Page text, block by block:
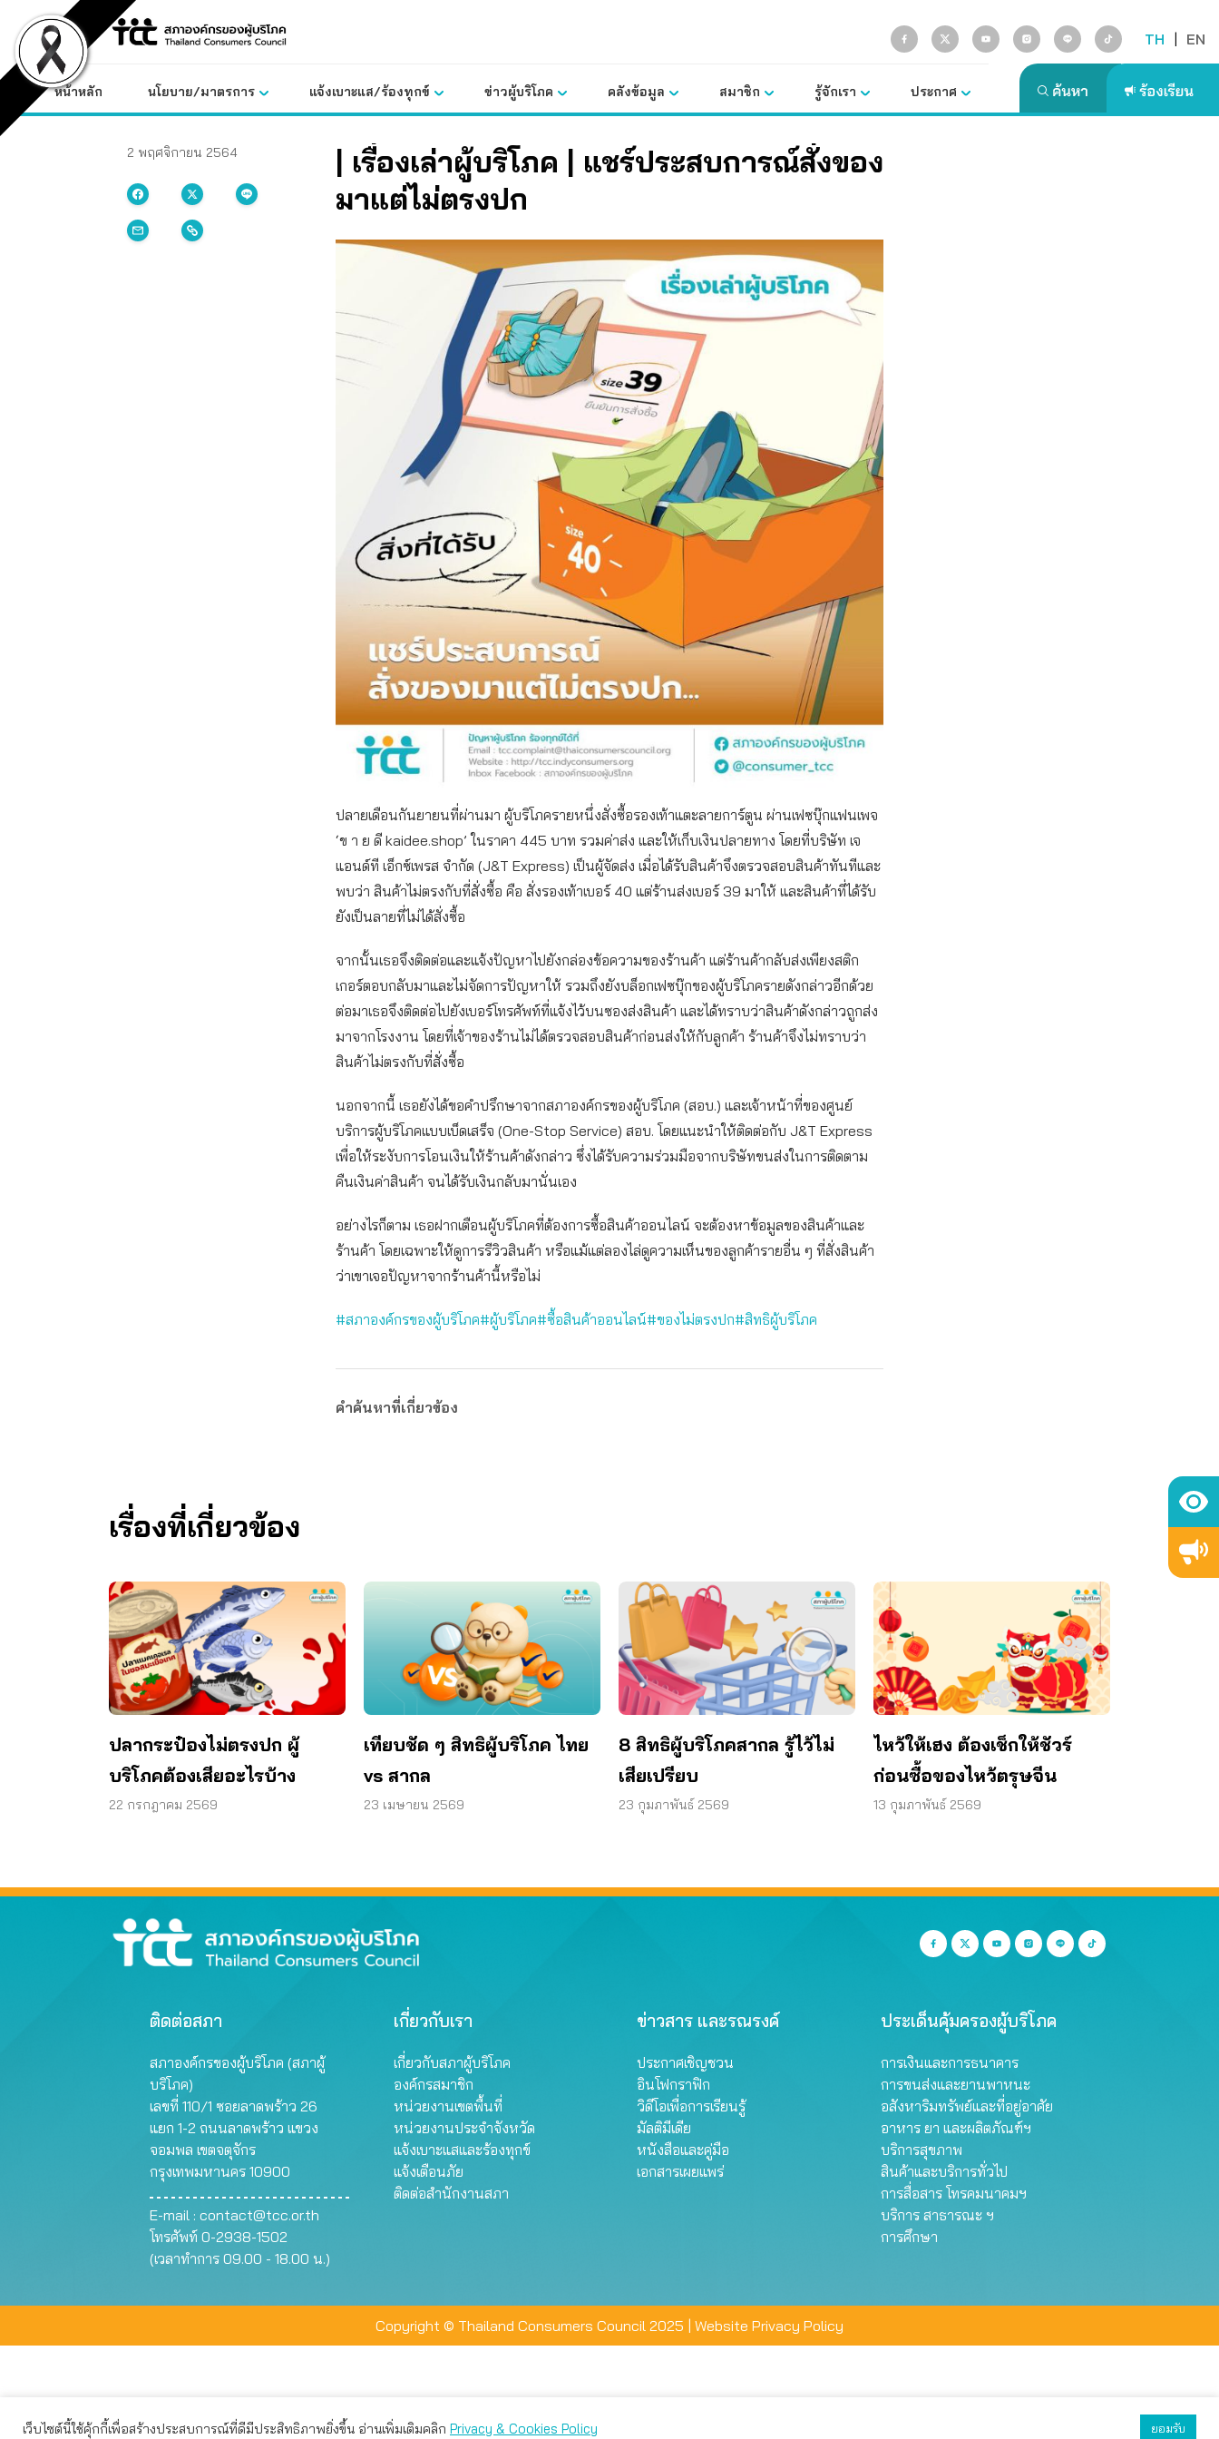
content
TH | EN
หน้าหลัก นโยบาย/มาตรการ แจ้งเบาะแส/ร้องทุกข์ ข่าวผู้บริโภค คลังข้อมูล สมาชิก รู้จักเรา ประกาศ
2 พฤศจิกายน 2564
| เรื่องเล่าผู้บริโภค | แชร์ประสบการณ์สั่งของ
มาแต่ไม่ตรงปก
ปลายเดือนกันยายนที่ผ่านมา ผู้บริโภครายหนึ่งสั่งซื้อรองเท้าแตะลายการ์ตูน ผ่านเฟซบุ๊กแฟนเพจ
‘ข า ย ดี kaidee.shop’ ในราคา 445 บาท รวมค่าส่ง และให้เก็บเงินปลายทาง โดยที่บริษัท เจ
แอนด์ที เอ็กซ์เพรส จำกัด (J&T Express) เป็นผู้จัดส่ง เมื่อได้รับสินค้าจึงตรวจสอบสินค้าทันทีและ
พบว่า สินค้าไม่ตรงกับที่สั่งซื้อ คือ สั่งรองเท้าเบอร์ 40 แต่ร้านส่งเบอร์ 39 มาให้ และสินค้าที่ได้รับ
ยังเป็นลายที่ไม่ได้สั่งซื้อ
จากนั้นเธอจึงติดต่อและแจ้งปัญหาไปยังกล่องข้อความของร้านค้า แต่ร้านค้ากลับส่งเพียงสติก
เกอร์ตอบกลับมาและไม่จัดการปัญหาให้ รวมถึงยังบล็อกเฟซบุ๊กของผู้บริโภครายดังกล่าวอีกด้วย
ต่อมาเธอจึงติดต่อไปยังเบอร์โทรศัพท์ที่แจ้งไว้บนซองส่งสินค้า และได้ทราบว่าสินค้าดังกล่าวถูกส่ง
มาจากโรงงาน โดยที่เจ้าของร้านไม่ได้ตรวจสอบสินค้าก่อนส่งให้กับลูกค้า ร้านค้าจึงไม่ทราบว่า
สินค้าไม่ตรงกับที่สั่งซื้อ
นอกจากนี้ เธอยังได้ขอคำปรึกษาจากสภาองค์กรของผู้บริโภค (สอบ.) และเจ้าหน้าที่ของศูนย์
บริการผู้บริโภคแบบเบ็ดเสร็จ (One-Stop Service) สอบ. โดยแนะนำให้ติดต่อกับ J&T Express
เพื่อให้ระงับการโอนเงินให้ร้านค้าดังกล่าว ซึ่งได้รับความร่วมมือจากบริษัทขนส่งในการติดตาม
คืนเงินค่าสินค้า จนได้รับเงินกลับมานั่นเอง
อย่างไรก็ตาม เธอฝากเตือนผู้บริโภคที่ต้องการซื้อสินค้าออนไลน์ จะต้องหาข้อมูลของสินค้าและ
ร้านค้า โดยเฉพาะให้ดูการรีวิวสินค้า หรือแม้แต่ลองไล่ดูความเห็นของลูกค้ารายอื่น ๆ ที่สั่งสินค้า
ว่าเขาเจอปัญหาจากร้านค้านี้หรือไม่
#สภาองค์กรของผู้บริโภค#ผู้บริโภค#ซื้อสินค้าออนไลน์#ของไม่ตรงปก#สิทธิผู้บริโภค
คำค้นหาที่เกี่ยวข้อง
เรื่องที่เกี่ยวข้อง
ปลากระป๋องไม่ตรงปก ผู้
บริโภคต้องเสียอะไรบ้าง
22 กรกฎาคม 2569
เทียบชัด ๆ สิทธิผู้บริโภค ไทย
vs สากล
23 เมษายน 2569
8 สิทธิผู้บริโภคสากล รู้ไว้ไม่
เสียเปรียบ
23 กุมภาพันธ์ 2569
ไหว้ให้เฮง ต้องเช็กให้ชัวร์
ก่อนซื้อของไหว้ตรุษจีน
13 กุมภาพันธ์ 2569
ติดต่อสภา
สภาองค์กรของผู้บริโภค (สภาผู้
บริโภค)
เลขที่ 110/1 ซอยลาดพร้าว 26
แยก 1-2 ถนนลาดพร้าว แขวง
จอมพล เขตจตุจักร
กรุงเทพมหานคร 10900
E-mail : contact@tcc.or.th
โทรศัพท์ 0-2938-1502
(เวลาทำการ 09.00 - 18.00 น.)
เกี่ยวกับเรา
เกี่ยวกับสภาผู้บริโภค
องค์กรสมาชิก
หน่วยงานเขตพื้นที่
หน่วยงานประจำจังหวัด
แจ้งเบาะแสและร้องทุกข์
แจ้งเตือนภัย
ติดต่อสำนักงานสภา
ข่าวสาร และรณรงค์
ประกาศเชิญชวน
อินโฟกราฟิก
วิดีโอเพื่อการเรียนรู้
มัลติมีเดีย
หนังสือและคู่มือ
เอกสารเผยแพร่
ประเด็นคุ้มครองผู้บริโภค
การเงินและการธนาคาร
การขนส่งและยานพาหนะ
อสังหาริมทรัพย์และที่อยู่อาศัย
อาหาร ยา และผลิตภัณฑ์ฯ
บริการสุขภาพ
สินค้าและบริการทั่วไป
การสื่อสาร โทรคมนาคมฯ
บริการ สาธารณะ ฯ
การศึกษา
Copyright © Thailand Consumers Council 2025 | Website Privacy Policy
เว็บไซต์นี้ใช้คุ้กกี้เพื่อสร้างประสบการณ์ที่ดีมีประสิทธิภาพยิ่งขึ้น อ่านเพิ่มเติมคลิก Privacy & Cookies Policy ยอมรับ
เว็บไซต์นี้ใช้คุกกี้เพื่อมอบประสบการณ์การใช้งานที่ดีให้แก่ท่าน คุณสามารถเลือกตั้งค่าความเป็นส่วนตัวได้